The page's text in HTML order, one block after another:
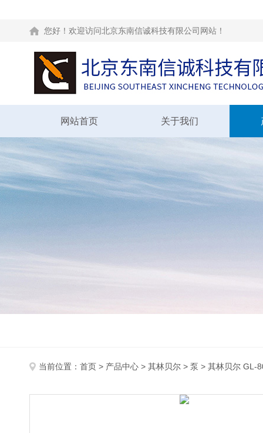
您好！欢迎访问北京东南信诚科技有限公司网站！
网站首页 关于我们
当前位置： 首页 > 产品中心 > 其林贝尔 > 泵 > 其林贝尔 GL-